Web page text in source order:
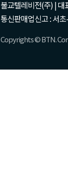
불교텔레비전(주) | 대
통신판매업신고 : 서
Copyrights © BTN.